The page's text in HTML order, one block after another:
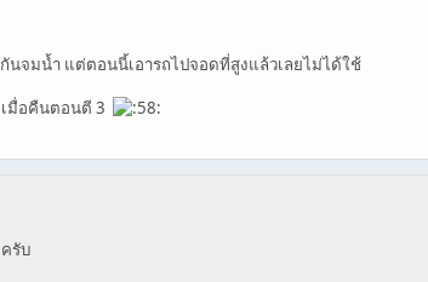
จมน้ำ แต่ตอนนี้เอารถไปจอดที่สูงแล้วเลยไม่ได้ใช้
มื่อคืนตอนตี 3
รับ